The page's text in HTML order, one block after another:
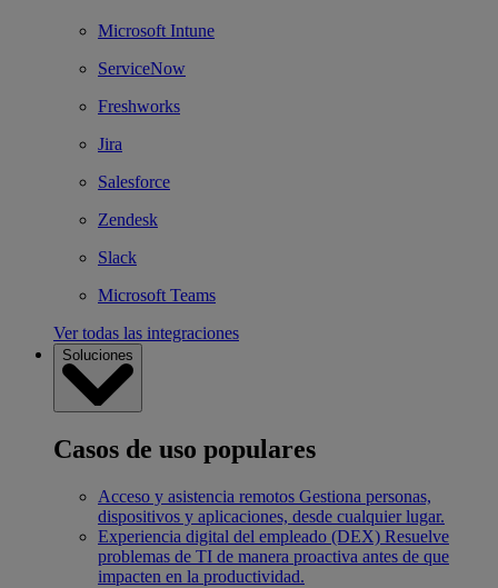
Microsoft Intune
ServiceNow
Freshworks
Jira
Salesforce
Zendesk
Slack
Microsoft Teams
Ver todas las integraciones
Soluciones
Casos de uso populares
Acceso y asistencia remotos Gestiona personas,
dispositivos y aplicaciones, desde cualquier lugar.
Experiencia digital del empleado (DEX) Resuelve
problemas de TI de manera proactiva antes de que
impacten en la productividad.